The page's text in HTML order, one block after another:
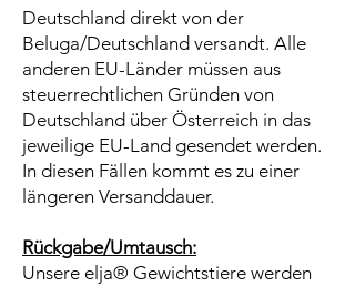
Deutschland direkt von der
Beluga/Deutschland versandt. Alle
anderen EU-Länder müssen aus
steuerrechtlichen Gründen von
Deutschland über Österreich in das
jeweilige EU-Land gesendet werden.
In diesen Fällen kommt es zu einer
längeren Versanddauer.
Rückgabe/Umtausch:
Unsere elja® Gewichtstiere werden